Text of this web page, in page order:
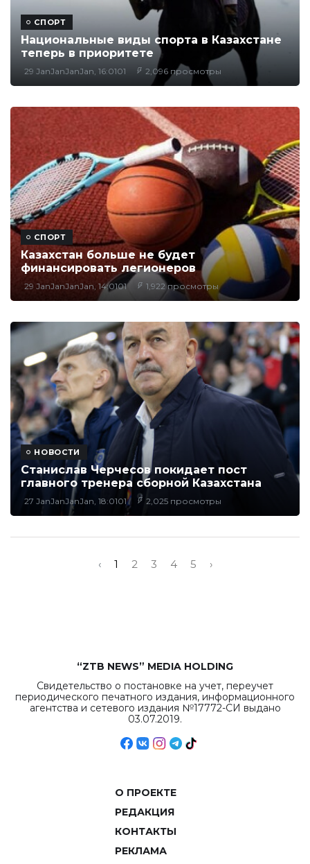
СПОРТ
Национальные виды спорта в Казахстане
теперь в приоритете
29 JanJanJanJan, 16:0101 2,096 просмотры
СПОРТ
Казахстан больше не будет
финансировать легионеров
29 JanJanJanJan, 14:0101 1,922 просмотры
НОВОСТИ
Станислав Черчесов покидает пост
главного тренера сборной Казахстана
27 JanJanJanJan, 18:0101 2,025 просмотры
‹ 1 2 3 4 5 ›
“ZTB NEWS” MEDIA HOLDING
Свидетельство о постановке на учет, переучет
периодического печатного издания, информационного
агентства и сетевого издания №17772-СИ выдано
03.07.2019.
О ПРОЕКТЕ
РЕДАКЦИЯ
КОНТАКТЫ
РЕКЛАМА